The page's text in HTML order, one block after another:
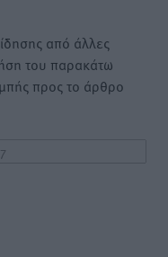
από άλλες
του παρακάτω
προς το άρθρο